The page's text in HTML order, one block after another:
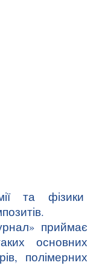
та фізики
приймає
основних
полімерних